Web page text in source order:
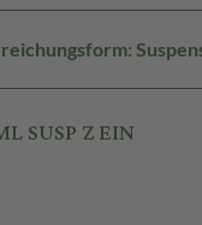
SUSP Z EIN